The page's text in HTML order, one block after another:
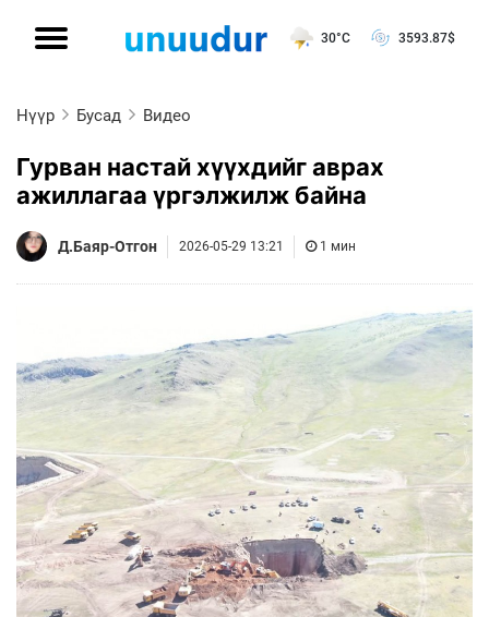
30°C 3593.87$
Нүүр Бусад Видео
Гурван настай хүүхдийг аврах
ажиллагаа үргэлжилж байна
Д.Баяр-Отгон 2026-05-29 13:21 1 мин